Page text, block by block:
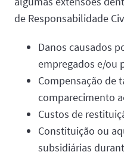
de Responsabilidade
Danos causados
empregados e/ou
Compensação de
comparecimento
Custos de
Constituição ou
subsidiárias